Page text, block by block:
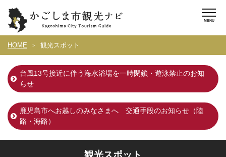
HOME 観光スポット
台風13号接近に伴う海水浴場を一時閉鎖・遊泳禁止のお知
らせ
鹿児島市へお越しのみなさまへ 交通手段のお知らせ（陸
路・海路）
観光スポット